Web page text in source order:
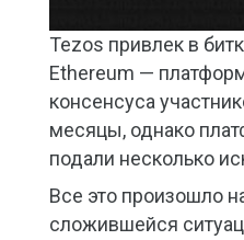
Tezos привлек в
Ethereum —
консенсуса
месяцы, однако
подали несколько
Все это произошло
сложившейся